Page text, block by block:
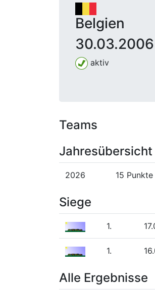
Belgien
30.03.2006
aktiv
Teams
Jahresübersicht
2026 15 Punkte
Siege
1.
1.
Alle Ergebnisse